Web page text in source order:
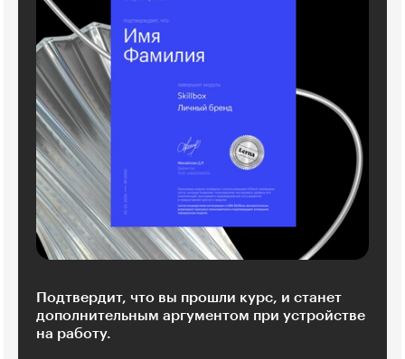
Подтвердит, что вы прошли курс, и станет
дополнительным аргументом при устройстве
на работу.